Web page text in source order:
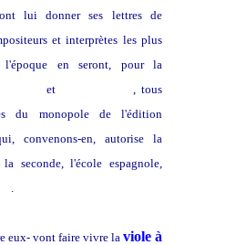
lui donner ses lettres de
et interprètes les plus
l'époque en seront, pour la
et
, tous
du monopole de l'édition
convenons-en, autorise la
seconde, l'école espagnole,
eux- vont faire vivre la viole à